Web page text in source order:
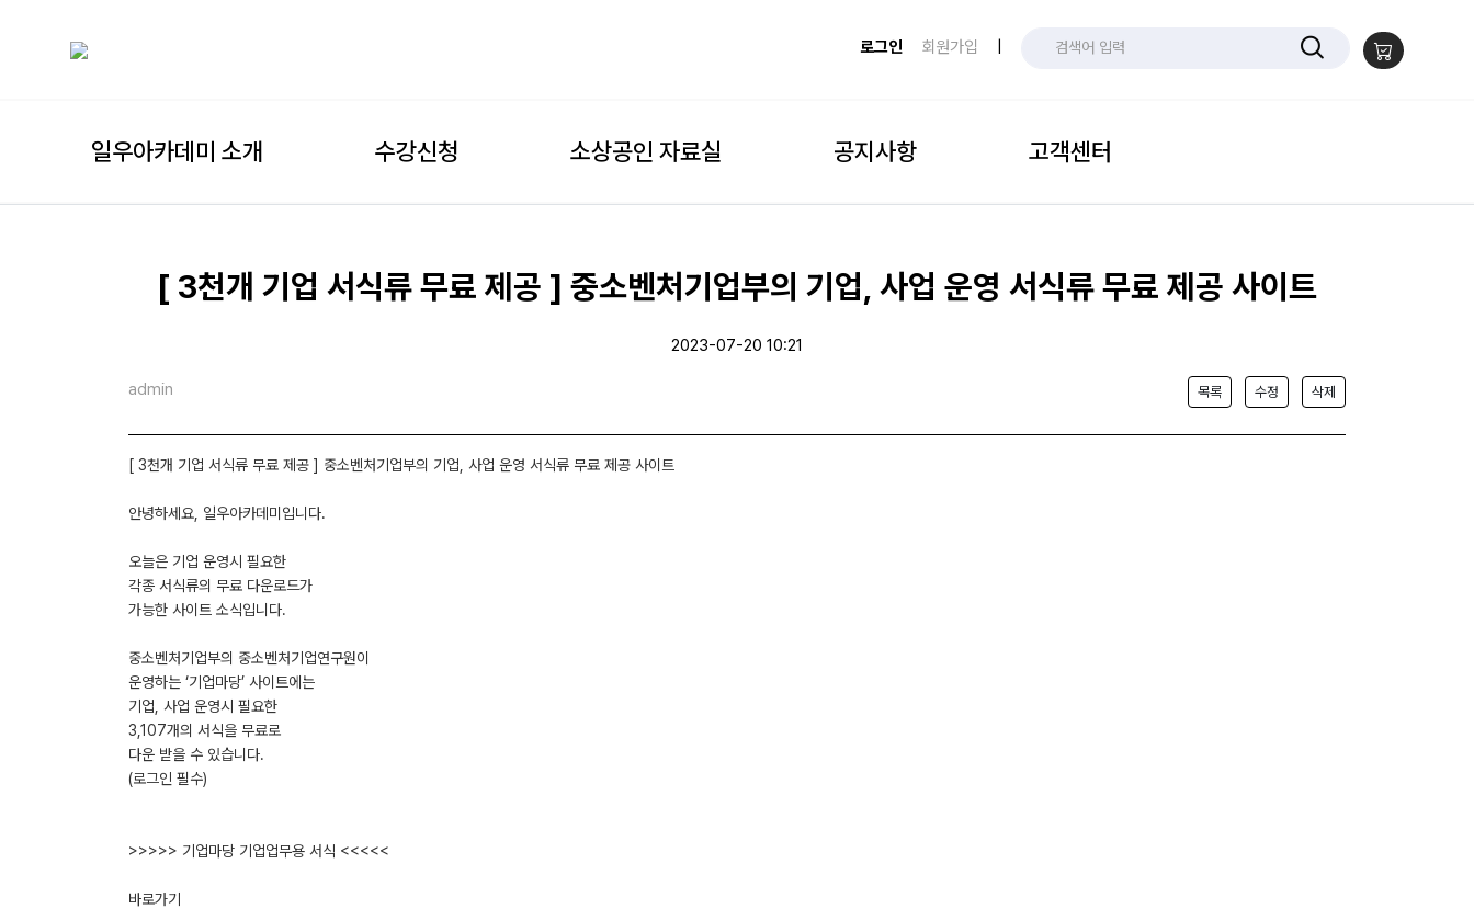
로그인 회원가입
일우아카데미 소개 수강신청 소상공인 자료실 공지사항 고객센터
[ 3천개 기업 서식류 무료 제공 ] 중소벤처기업부의 기업, 사업 운영 서식류 무료 제공 사이트
2023-07-20 10:21
admin 목록 수정 삭제
[ 3천개 기업 서식류 무료 제공 ] 중소벤처기업부의 기업, 사업 운영 서식류 무료 제공 사이트
안녕하세요, 일우아카데미입니다.
오늘은 기업 운영시 필요한
각종 서식류의 무료 다운로드가
가능한 사이트 소식입니다.
중소벤처기업부의 중소벤처기업연구원이
운영하는 ‘기업마당’ 사이트에는
기업, 사업 운영시 필요한
3,107개의 서식을 무료로
다운 받을 수 있습니다.
(로그인 필수)
>>>>> 기업마당 기업업무용 서식 <<<<<
바로가기